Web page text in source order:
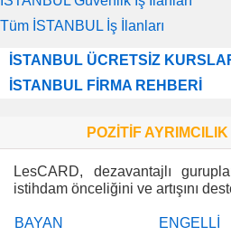
Tüm İSTANBUL İş İlanları
İSTANBUL ÜCRETSİZ
İSTANBUL FİRMA REHBERİ
POZİTİF
LesCARD, dezavantajlı
istihdam önceliğini ve artışını
BAYAN ENGELLİ